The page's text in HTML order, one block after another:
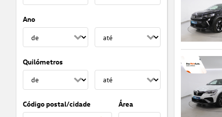
Ano
Quilómetros
Código postal/cidade Área